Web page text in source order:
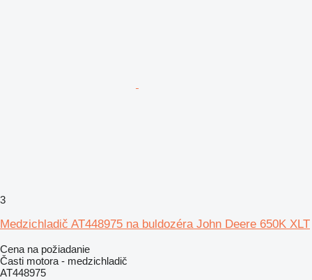
3
Medzichladič AT448975 na buldozéra John Deere 650K XLT
Cena na požiadanie
Časti motora - medzichladič
AT448975